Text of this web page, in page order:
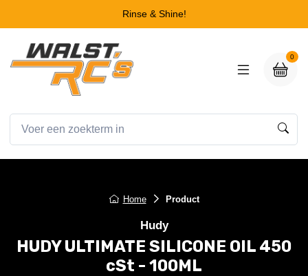
Rinse & Shine!
0
Home Product
Hudy
HUDY ULTIMATE SILICONE OIL 450
cSt - 100ML